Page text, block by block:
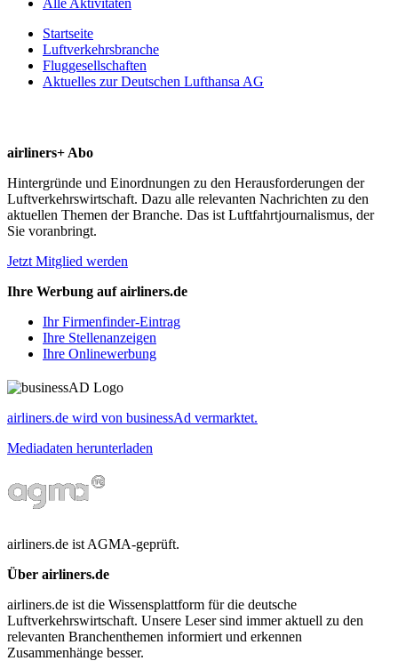
Startseite
Luftverkehrsbranche
Fluggesellschaften
Aktuelles zur Deutschen Lufthansa AG
airliners+ Abo
Hintergründe und Einordnungen zu den Herausforderungen der
Luftverkehrswirtschaft. Dazu alle relevanten Nachrichten zu den
aktuellen Themen der Branche. Das ist Luftfahrtjournalismus, der
Sie voranbringt.
Jetzt Mitglied werden
Ihre Werbung auf airliners.de
Ihr Firmenfinder-Eintrag
Ihre Stellenanzeigen
Ihre Onlinewerbung
airliners.de wird von businessAd vermarktet.
Mediadaten herunterladen
airliners.de ist AGMA-geprüft.
Über airliners.de
airliners.de ist die Wissensplattform für die deutsche
Luftverkehrswirtschaft. Unsere Leser sind immer aktuell zu den
relevanten Branchenthemen informiert und erkennen
Zusammenhänge besser.